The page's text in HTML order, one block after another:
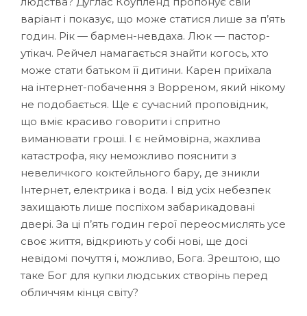
варіант і показує, що може статися лише за п’ять
годин. Рік — бармен-невдаха. Люк — пастор-
утікач. Рейчел намагається знайти когось, хто
може стати батьком її дитини. Карен приїхала
на інтернет-побачення з Ворреном, який нікому
не подобається. Ще є сучасний проповідник,
що вміє красиво говорити і спритно
виманювати гроші. І є неймовірна, жахлива
катастрофа, яку неможливо пояснити з
невеличкого коктейльного бару, де зникли
Інтернет, електрика і вода. І від усіх небезпек
захищають лише поспіхом забарикадовані
двері. За ці п’ять годин герої переосмислять усе
своє життя, відкриють у собі нові, ще досі
невідомі почуття і, можливо, Бога. Зрештою, що
таке Бог для купки людських створінь перед
обличчям кінця світу?